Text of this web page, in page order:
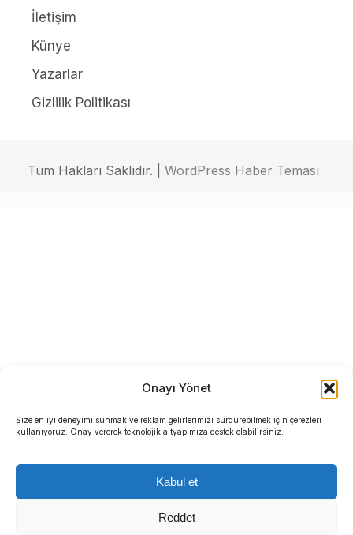
Onayı Yönet
Size en iyi deneyimi sunmak ve reklam gelirlerimizi sürdürebilmek için çerezleri
kullanıyoruz. Onay vererek teknolojik altyapımıza destek olabilirsiniz.
Kabul et
Reddet
İletişim
Künye
Yazarlar
Gizlilik Politikası
Tüm Hakları Saklıdır. | WordPress Haber Teması